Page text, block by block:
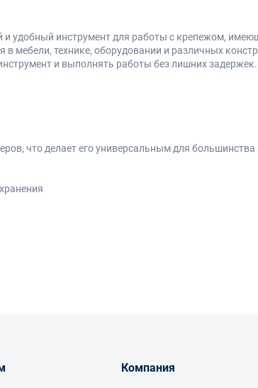
удобный инструмент для работы с крепежом,
мебели, технике, оборудовании и различных
и выполнять работы без лишних задержек.
что делает его универсальным для большинства
Компания